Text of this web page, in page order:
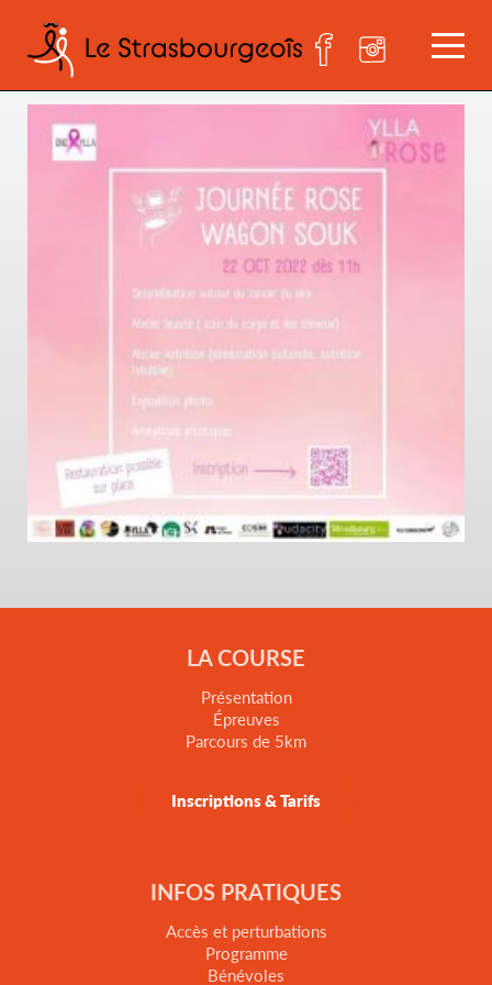
journée rose wagon souk
LA COURSE
Présentation
Épreuves
Parcours de 5km
Inscriptions & Tarifs
INFOS PRATIQUES
Accès et perturbations
Programme
Bénévoles